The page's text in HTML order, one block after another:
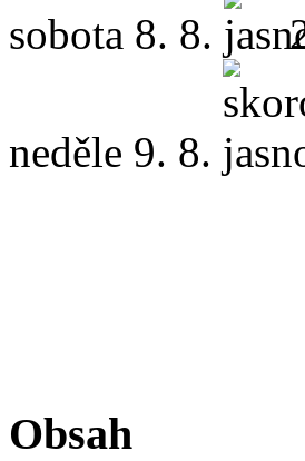
sobota 8. 8.
neděle 9. 8.
Obsah